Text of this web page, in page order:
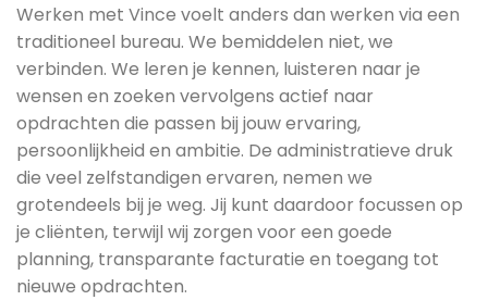
Werken met Vince voelt anders dan werken via een
traditioneel bureau. We bemiddelen niet, we
verbinden. We leren je kennen, luisteren naar je
wensen en zoeken vervolgens actief naar
opdrachten die passen bij jouw ervaring,
persoonlijkheid en ambitie. De administratieve druk
die veel zelfstandigen ervaren, nemen we
grotendeels bij je weg. Jij kunt daardoor focussen op
je cliënten, terwijl wij zorgen voor een goede
planning, transparante facturatie en toegang tot
nieuwe opdrachten.